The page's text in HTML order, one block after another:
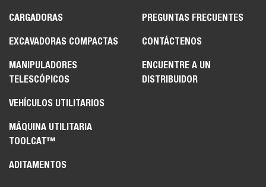
CARGADORAS
EXCAVADORAS COMPACTAS
MANIPULADORES
TELESCÓPICOS
VEHÍCULOS UTILITARIOS
MÁQUINA UTILITARIA
TOOLCAT™
ADITAMENTOS
PREGUNTAS FRECUENTES
CONTÁCTENOS
ENCUENTRE A UN
DISTRIBUIDOR